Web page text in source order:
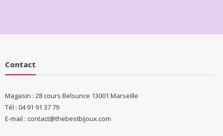
Contact
Magasin : 28 cours Belsunce 13001 Marseille
Tél : 04 91 91 37 79
E-mail : contact@thebestbijoux.com